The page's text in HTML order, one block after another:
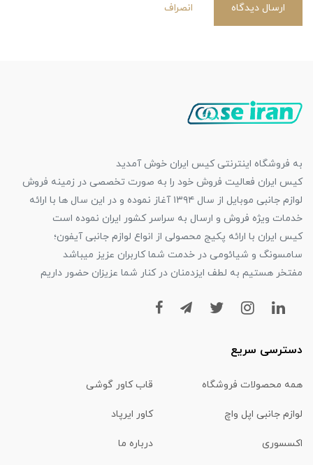
ارسال دیدگاه انصراف
به فروشگاه اینترنتی کیس ایران خوش آمدید
کیس ایران فعالیت فروش خود را به صورت تخصصی در زمینه فروش
لوازم جانبی موبایل از سال ۱۳۹۴ آغاز نموده و در این سال ها با ارائه
خدمات ویژه فروش و ارسال به سراسر کشور ایران نموده است
کیس ایران با ارائه پکیج محصولی از انواع لوازم جانبی آیفون؛
سامسونگ و شیائومی در خدمت شما کاربران عزیز میباشد
مفتخر هستیم به لطف ایزدمنان در کنار شما عزیزان حضور داریم
دسترسی سریع
همه محصولات فروشگاه قاب کاور گوشی
لوازم جانبی اپل واچ کاور ایرپاد
اکسسوری درباره ما